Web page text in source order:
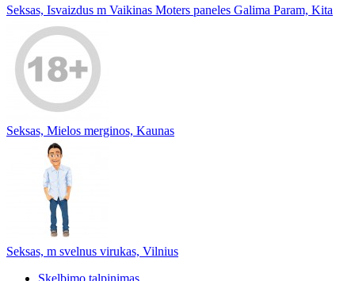
Seksas, Isvaizdus m Vaikinas Moters paneles Galima Param, Kita
Seksas, Mielos merginos, Kaunas
Seksas, m svelnus virukas, Vilnius
Skelbimo talpinimas